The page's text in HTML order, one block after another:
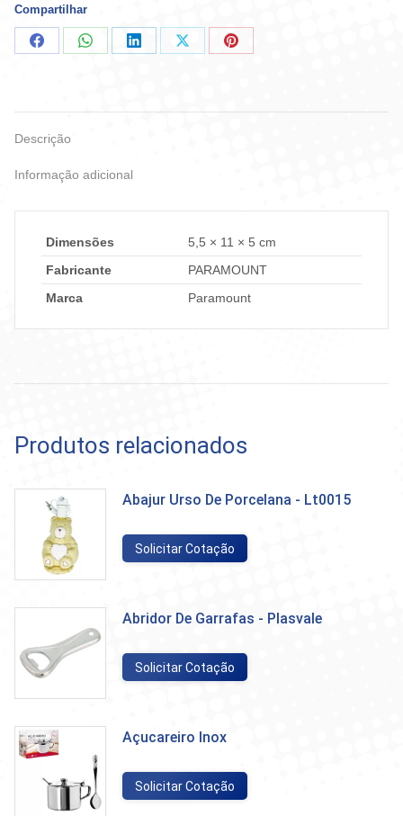
Compartilhar
CompartilharCompartilharCompartilharCompartilharCompartilhar
Descrição
Informação adicional
Dimensões
5,5 × 11 × 5 cm
Fabricante
PARAMOUNT
Marca
Paramount
Produtos relacionados
Abajur Urso De Porcelana - Lt0015
Solicitar Cotação
Abridor De Garrafas - Plasvale
Solicitar Cotação
Açucareiro Inox
Solicitar Cotação